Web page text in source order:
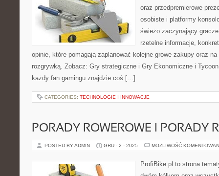
oraz przedpremierowe
osobiste i platformy
świeżo zaczynający
rzetelne informacje,
opinie, które pomagają zaplanować kolejne growe zakupy oraz
rozgrywką. Zobacz: Gry strategiczne i Gry Ekonomiczne i
każdy fan gamingu znajdzie coś […]
CATEGORIES: TECHNOLOGIE I INNOWACJE
PORADY ROWEROWE I PORADY
POSTED BY ADMIN GRU - 2 - 2025 MOŻLIWOŚĆ
ProfiBike.pl to strona